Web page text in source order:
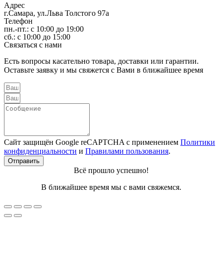
Адрес
г.Самара, ул.Льва Толстого 97а
Телефон
пн.-пт.: с 10:00 до 19:00
сб.: с 10:00 до 15:00
Связаться с нами
Есть вопросы касательно товара, доставки или гарантии.
Оставьте заявку и мы свяжется с Вами в ближайшее время
Сайт защищён Google reCAPTCHA с применением Политики
конфиденциальности и Правилами пользования.
Отправить
Всё прошло успешно!
В ближайшее время мы с вами свяжемся.